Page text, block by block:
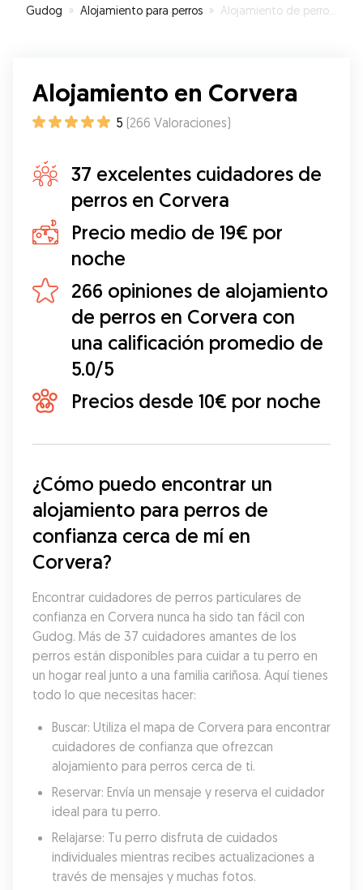
que surja . Gracias Mar!!!”
Gudog » Alojamiento para perros » Alojamiento de perros en Corvera
Alojamiento en Corvera
5 (266 Valoraciones)
37 excelentes cuidadores de
perros en Corvera
Precio medio de 19€ por
noche
266 opiniones de alojamiento
de perros en Corvera con
una calificación promedio de
5.0/5
Precios desde 10€ por noche
¿Cómo puedo encontrar un
alojamiento para perros de
confianza cerca de mí en
Corvera?
Encontrar cuidadores de perros particulares de
confianza en Corvera nunca ha sido tan fácil con
Gudog. Más de 37 cuidadores amantes de los
perros están disponibles para cuidar a tu perro en
un hogar real junto a una familia cariñosa. Aquí tienes
todo lo que necesitas hacer:
Buscar: Utiliza el mapa de Corvera para encontrar
cuidadores de confianza que ofrezcan
alojamiento para perros cerca de ti.
Reservar: Envía un mensaje y reserva el cuidador
ideal para tu perro.
Relajarse: Tu perro disfruta de cuidados
individuales mientras recibes actualizaciones a
través de mensajes y muchas fotos.